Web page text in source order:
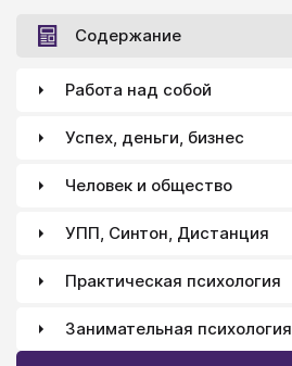
Содержание
Работа над собой
Успех, деньги, бизнес
Человек и общество
УПП, Синтон, Дистанция
Практическая психология
Занимательная психология